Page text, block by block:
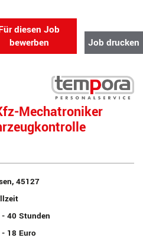
diesen Job
bewerben
Job drucken
Mechatroniker
45127
40 Stunden
- 18 Euro